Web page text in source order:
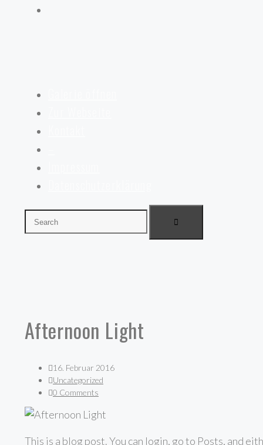
Afternoon Light
16. Februar 2016
Uncategorized
0 Comments
This is a blog post. You can login, go to Posts, and